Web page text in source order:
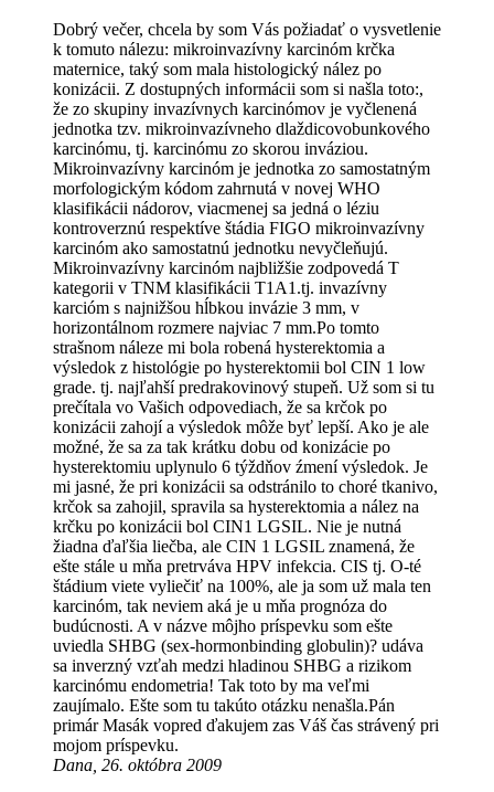
Dobrý večer, chcela by som Vás požiadať o vysvetlenie
k tomuto nálezu: mikroinvazívny karcinóm krčka
maternice, taký som mala histologický nález po
konizácii. Z dostupných informácii som si našla toto:,
že zo skupiny invazívnych karcinómov je vyčlenená
jednotka tzv. mikroinvazívneho dlaždicovobunkového
karcinómu, tj. karcinómu zo skorou inváziou.
Mikroinvazívny karcinóm je jednotka zo samostatným
morfologickým kódom zahrnutá v novej WHO
klasifikácii nádorov, viacmenej sa jedná o léziu
kontroverznú respektíve štádia FIGO mikroinvazívny
karcinóm ako samostatnú jednotku nevyčleňujú.
Mikroinvazívny karcinóm najbližšie zodpovedá T
kategorii v TNM klasifikácii T1A1.tj. invazívny
karcióm s najnižšou hĺbkou invázie 3 mm, v
horizontálnom rozmere najviac 7 mm.Po tomto
strašnom náleze mi bola robená hysterektomia a
výsledok z histológie po hysterektomii bol CIN 1 low
grade. tj. najľahší predrakovinový stupeň. Už som si tu
prečítala vo Vašich odpovediach, že sa krčok po
konizácii zahojí a výsledok môže byť lepší. Ako je ale
možné, že sa za tak krátku dobu od konizácie po
hysterektomiu uplynulo 6 týždňov źmení výsledok. Je
mi jasné, že pri konizácii sa odstránilo to choré tkanivo,
krčok sa zahojil, spravila sa hysterektomia a nález na
krčku po konizácii bol CIN1 LGSIL. Nie je nutná
žiadna ďaľšia liečba, ale CIN 1 LGSIL znamená, že
ešte stále u mňa pretrváva HPV infekcia. CIS tj. O-té
štádium viete vyliečiť na 100%, ale ja som už mala ten
karcinóm, tak neviem aká je u mňa prognóza do
budúcnosti. A v názve môjho príspevku som ešte
uviedla SHBG (sex-hormonbinding globulin)? udáva
sa inverzný vzťah medzi hladinou SHBG a rizikom
karcinómu endometria! Tak toto by ma veľmi
zaujímalo. Ešte som tu takúto otázku nenašla.Pán
primár Masák vopred ďakujem zas Váš čas strávený pri
mojom príspevku.
Dana, 26. októbra 2009